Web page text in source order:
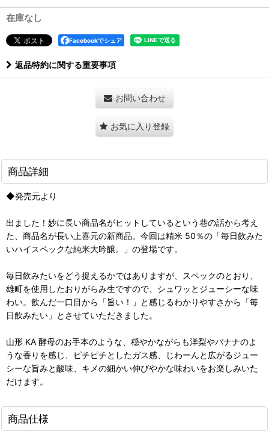
在庫なし
Facebookでシェア
返品特約に関する重要事項
お問い合わせ
お気に入り登録
商品詳細
◆発売元より
出ました！妙に長い商品名がヒットしているという巷の話から考え
た、商品名が長い上喜元の新商品。今回は精米 50％の「毎日飲みた
いハイスペックな純米大吟醸。」の登場です。
毎日飲みたいをどう捉えるかではありますが、スペックのとおり、
雄町を使用したおりがらみ生ですので、シュワッとジューシーな味
わい。飲んだ一口目から「旨い！」と感じるわかりやすさから「毎
日飲みたい」とさせていただきました。
山形 KA 酵母のお手本のような、穏やかながらも洋梨やバナナのよ
うな香りを感じ、ピチピチとしたガス感、じわーんと広がるジュー
シーな旨みと酸味、キメの細かい伸びやかな味わいをお楽しみいた
だけます。
商品仕様